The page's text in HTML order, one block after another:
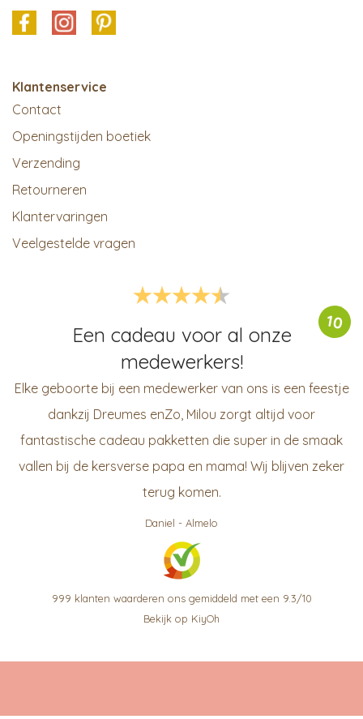
Klantenservice
Contact
Openingstijden boetiek
Verzending
Retourneren
Klantervaringen
Veelgestelde vragen
10
Een cadeau voor al onze
medewerkers!
Elke geboorte bij een medewerker van ons is een feestje
dankzij Dreumes enZo, Milou zorgt altijd voor
fantastische cadeau pakketten die super in de smaak
vallen bij de kersverse papa en mama! Wij blijven zeker
terug komen.
Daniel - Almelo
999 klanten waarderen ons gemiddeld met een 9.3/10
Bekijk op KiyOh